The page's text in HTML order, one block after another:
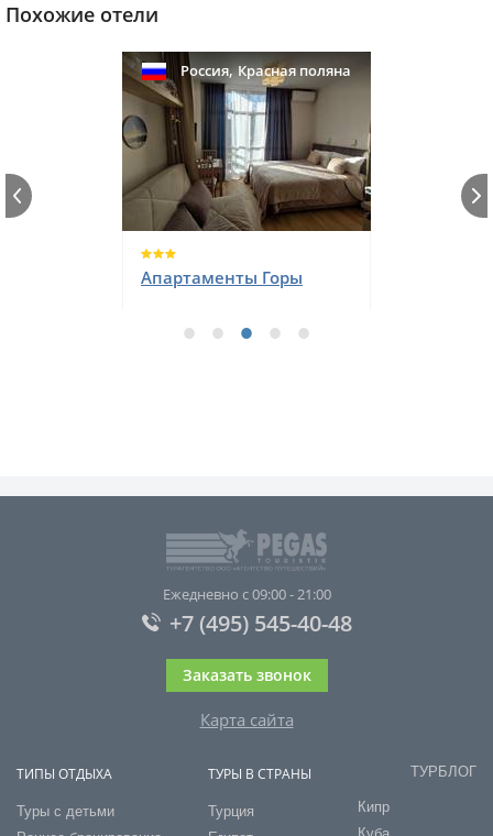
Похожие отели
Россия,Красная поляна
Апартаменты Горы
Ежедневно с 09:00 - 21:00
+7 (495) 545-40-48
Заказать звонок
Карта сайта
ТИПЫ ОТДЫХА
Туры с детьми
ТУРЫ В СТРАНЫ
Турция
ТУРБЛОГ
Кипр